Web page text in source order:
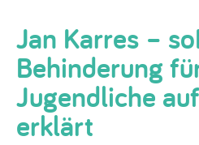
Jan Karres –
Behinderung
Jugendliche
erklärt